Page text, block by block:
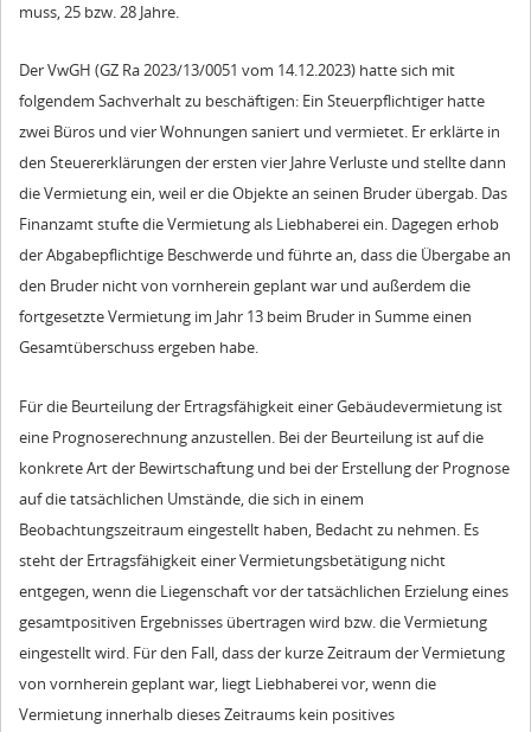
muss, 25 bzw. 28 Jahre.
Der VwGH (GZ Ra 2023/13/0051 vom 14.12.2023) hatte sich mit
folgendem Sachverhalt zu beschäftigen: Ein Steuerpflichtiger hatte
zwei Büros und vier Wohnungen saniert und vermietet. Er erklärte in
den Steuererklärungen der ersten vier Jahre Verluste und stellte dann
die Vermietung ein, weil er die Objekte an seinen Bruder übergab. Das
Finanzamt stufte die Vermietung als Liebhaberei ein. Dagegen erhob
der Abgabepflichtige Beschwerde und führte an, dass die Übergabe an
den Bruder nicht von vornherein geplant war und außerdem die
fortgesetzte Vermietung im Jahr 13 beim Bruder in Summe einen
Gesamtüberschuss ergeben habe.
Für die Beurteilung der Ertragsfähigkeit einer Gebäudevermietung ist
eine Prognoserechnung anzustellen. Bei der Beurteilung ist auf die
konkrete Art der Bewirtschaftung und bei der Erstellung der Prognose
auf die tatsächlichen Umstände, die sich in einem
Beobachtungszeitraum eingestellt haben, Bedacht zu nehmen. Es
steht der Ertragsfähigkeit einer Vermietungsbetätigung nicht
entgegen, wenn die Liegenschaft vor der tatsächlichen Erzielung eines
gesamtpositiven Ergebnisses übertragen wird bzw. die Vermietung
eingestellt wird. Für den Fall, dass der kurze Zeitraum der Vermietung
von vornherein geplant war, liegt Liebhaberei vor, wenn die
Vermietung innerhalb dieses Zeitraums kein positives